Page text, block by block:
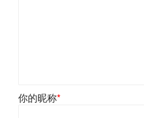
你的昵称*